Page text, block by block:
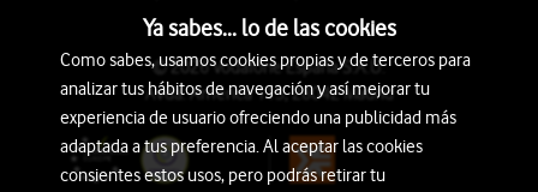
© 2026 Vodafone España S.A.U.
Avda. América 115, 28042 Madrid
Ya sabes... lo de las cookies
Como sabes, usamos cookies propias y de terceros para
analizar tus hábitos de navegación y así mejorar tu
experiencia de usuario ofreciendo una publicidad más
adaptada a tus preferencia. Al aceptar las cookies
consientes estos usos, pero podrás retirar tu